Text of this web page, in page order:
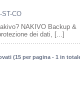
ST-CO
NAKIVO Backup &
dei dati, [...]
(15 per pagina - 1 in